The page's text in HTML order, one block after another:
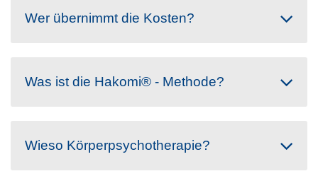
Wer übernimmt die Kosten?
Was ist die Hakomi® - Methode?
Wieso Körperpsychotherapie?